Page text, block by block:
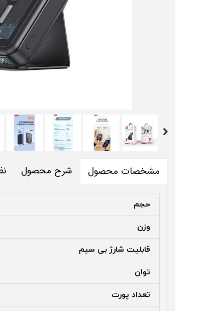
مشخصات محصول شرح محصول
حجم
وزن
قابلیت شارژ بی سیم
توان
تعداد پورت